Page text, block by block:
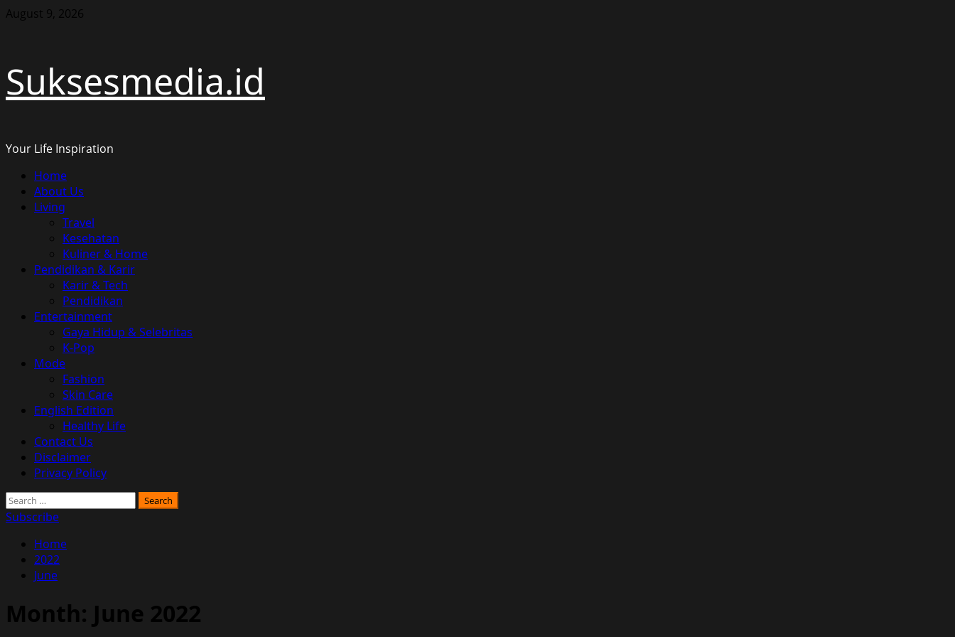
Skip
August 9, 2026
Suksesmedia.id
Your Life Inspiration
Primary
Menu
Home
About Us
Living
Travel
Kesehatan
Kuliner & Home
Pendidikan & Karir
Karir & Tech
Pendidikan
Entertainment
Gaya Hidup & Selebritas
K-Pop
Mode
Fashion
Skin Care
English Edition
Healthy Life
Contact Us
Disclaimer
Privacy Policy
Search
for:
Subscribe
Home
2022
June
Month: June 2022